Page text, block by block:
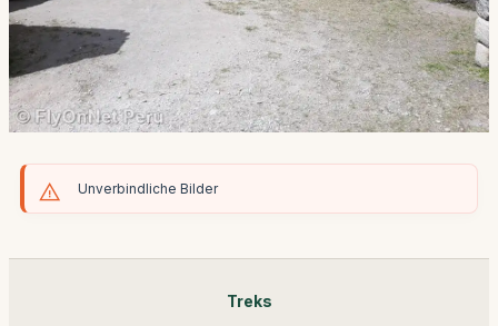
Unverbindliche Bilder
Treks